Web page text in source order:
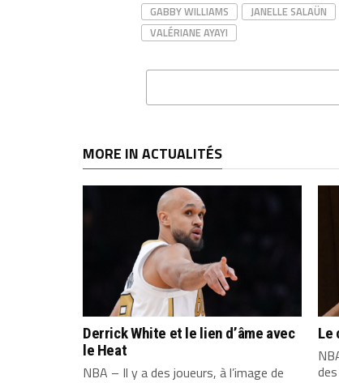
GABBY WILLIAMS
JANELLE SALAÜN
VALÉRIANE AYAYI
MORE IN ACTUALITÉS
Derrick White et le lien d’âme avec
le Heat
NBA – Il y a des joueurs, à l’image de
Le